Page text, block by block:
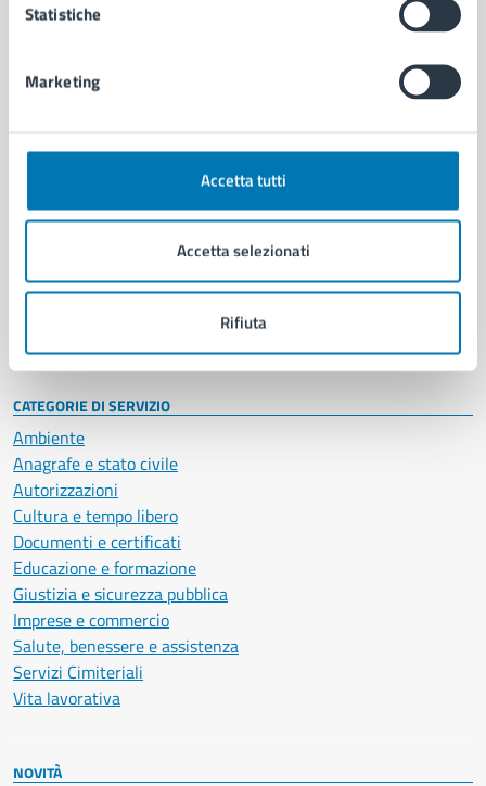
Statistiche
Marketing
Accetta tutti
Accetta selezionati
Rifiuta
Comune di Napoli
AMMINISTRAZIONE
Organi di governo
Enti e fondazioni
Personale amministrativo
Intranet, posta aziendale e protocollo
CATEGORIE DI SERVIZIO
Ambiente
Anagrafe e stato civile
Autorizzazioni
Cultura e tempo libero
Documenti e certificati
Educazione e formazione
Giustizia e sicurezza pubblica
Imprese e commercio
Salute, benessere e assistenza
Servizi Cimiteriali
Vita lavorativa
NOVITÀ